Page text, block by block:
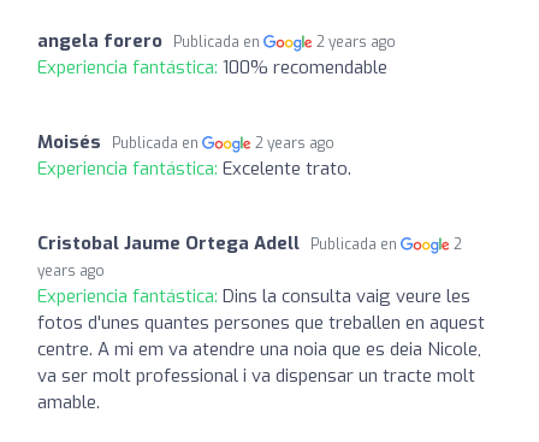
angela forero Publicada en 2 years ago
Experiencia fantástica: 100% recomendable
Moisés Publicada en 2 years ago
Experiencia fantástica: Excelente trato.
Cristobal Jaume Ortega Adell Publicada en
2
years ago
Experiencia fantástica: Dins la consulta vaig veure les
fotos d'unes quantes persones que treballen en aquest
centre. A mi em va atendre una noia que es deia Nicole,
va ser molt professional i va dispensar un tracte molt
amable.